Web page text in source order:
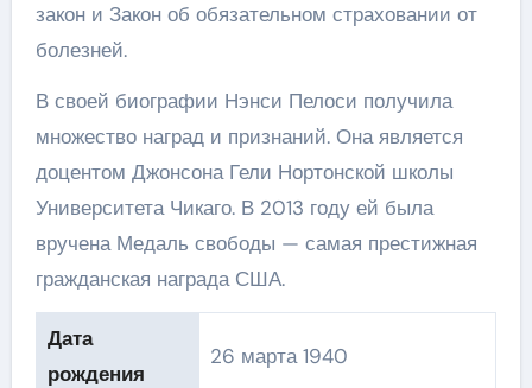
закон и Закон об обязательном страховании от
болезней.
В своей биографии Нэнси Пелоси получила
множество наград и признаний. Она является
доцентом Джонсона Гели Нортонской школы
Университета Чикаго. В 2013 году ей была
вручена Медаль свободы — самая престижная
гражданская награда США.
Дата
рождения
26 марта 1940